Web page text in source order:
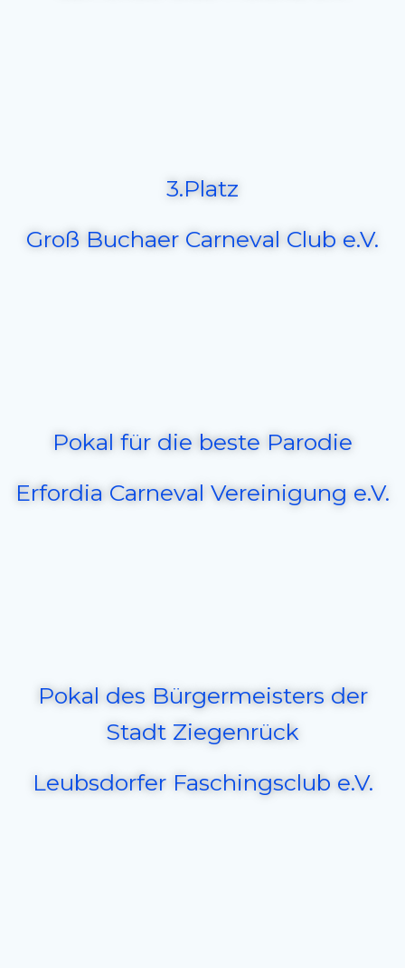
3.Platz
Groß Buchaer Carneval Club e.V.
Pokal für die beste Parodie
Erfordia Carneval Vereinigung e.V.
Pokal des Bürgermeisters der
Stadt Ziegenrück
Leubsdorfer Faschingsclub e.V.